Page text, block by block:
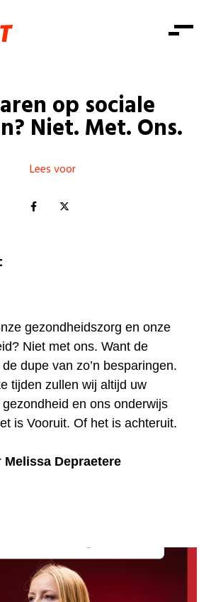
Zorg
Gelijke kansen
Welzijn
en jongeren
Onze mensen
Standpunten
Vacatures
Doe mee
Doe mee
Word lid
Shop
Login
op sociale
Niet. Met. Ons.
Lees voor
gezondheidszorg en onze
Niet met ons. Want de
dupe van zo’n besparingen.
tijden zullen wij altijd uw
en ons onderwijs
is Vooruit. Of het is achteruit.
Melissa Depraetere